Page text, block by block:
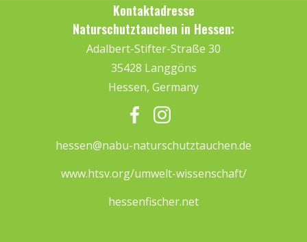
Kontaktadresse
Naturschutztauchen in Hessen:
Adalbert-Stifter-Straße 30
35428 Langgöns
Hessen, Germany
hessen@nabu-naturschutztauchen.de
www.htsv.org/umwelt-wissenschaft/
hessenfischer.net